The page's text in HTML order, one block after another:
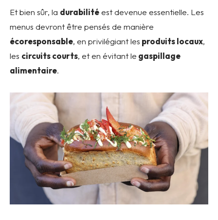
Et bien sûr, la durabilitéest devenue essentielle. Les
menus devront être pensés de manière
écoresponsable, en privilégiant les produits locaux,
les circuits courts, et en évitant le gaspillage
alimentaire.